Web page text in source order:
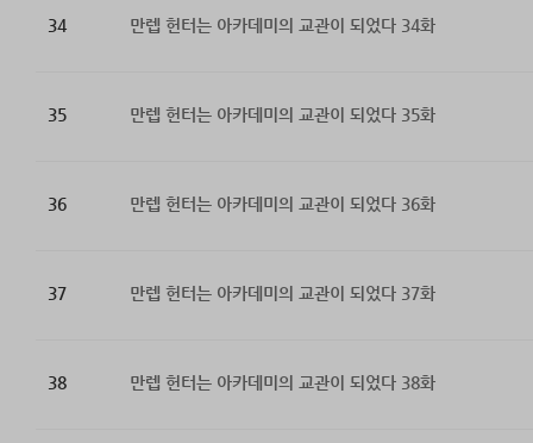
34 만렙 헌터는 아카데미의 교관이 되었다 34화
35 만렙 헌터는 아카데미의 교관이 되었다 35화
36 만렙 헌터는 아카데미의 교관이 되었다 36화
37 만렙 헌터는 아카데미의 교관이 되었다 37화
38 만렙 헌터는 아카데미의 교관이 되었다 38화